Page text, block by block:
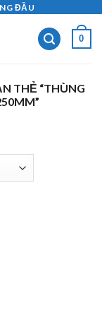
ĐẦU
0
THẺ “THÙNG